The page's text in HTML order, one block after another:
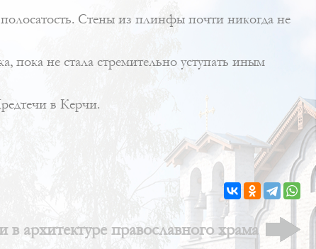
Стены из плинфы почти никогда не
пока не стала стремительно уступать иным
в Керчи.
архитектуре православного храма